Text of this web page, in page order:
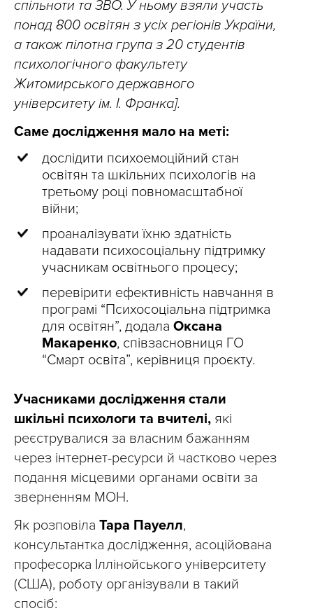
спільноти та ЗВО. У ньому взяли участь
понад 800 освітян з усіх регіонів України,
а також пілотна група з 20 студентів
психологічного факультету
Житомирського державного
університету ім. І. Франка].
Саме дослідження мало на меті:
дослідити психоемоційний стан
освітян та шкільних психологів на
третьому році повномасштабної
війни;
проаналізувати їхню здатність
надавати психосоціальну підтримку
учасникам освітнього процесу;
перевірити ефективність навчання в
програмі “Психосоціальна підтримка
для освітян”, додала Оксана
Макаренко, співзасновниця ГО
“Смарт освіта”, керівниця проєкту.
Учасниками дослідження стали
шкільні психологи та вчителі, які
реєструвалися за власним бажанням
через інтернет-ресурси й частково через
подання місцевими органами освіти за
зверненням МОН.
Як розповіла Тара Пауелл,
консультантка дослідження, асоційована
професорка Іллінойського університету
(США), роботу організували в такий
спосіб: